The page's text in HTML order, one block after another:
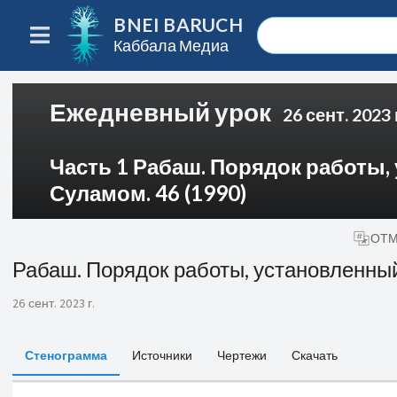
BNEI BARUCH
Каббала Медиа
Ежедневный урок 26 сент. 2023
Часть 1 Рабаш. Порядок
Суламом. 46 (1990)
Рабаш. Порядок работы,
26 сент. 2023 г.
Стенограмма Источники Чертежи Скачать